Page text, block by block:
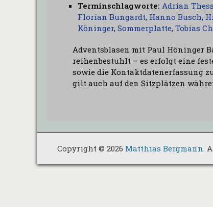
Terminschlagworte: Adrian
Florian Bungardt, Hanno Busch,
Köninger, Sommerplatte, Tobias
Adventsblasen mit Paul Höninger
reihenbestuhlt – es erfolgt eine
sowie die Kontaktdatenerfassung
gilt auch auf den Sitzplätzen
Copyright © 2026 Matthias Bergmann.